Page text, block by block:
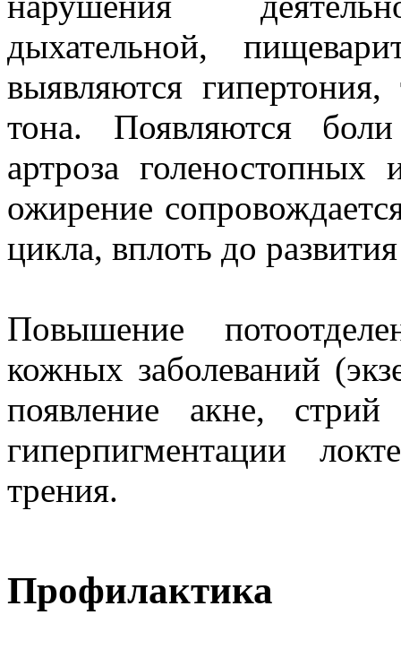
дыхательной,
выявляются гипертония,
тона. Появляются
артроза голеностопных
ожирение
цикла, вплоть до
Повышение
кожных заболеваний
появление акне,
гиперпигментации
трения.
Профилактика